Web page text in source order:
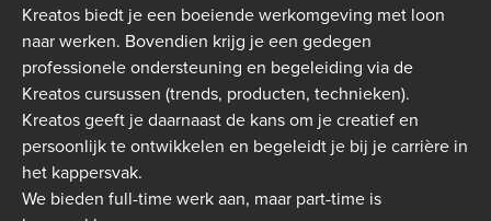
Kreatos biedt je een boeiende werkomgeving met loon
naar werken. Bovendien krijg je een gedegen
professionele ondersteuning en begeleiding via de
Kreatos cursussen (trends, producten, technieken).
Kreatos geeft je daarnaast de kans om je creatief en
persoonlijk te ontwikkelen en begeleidt je bij je carrière in
het kappersvak.
We bieden full-time werk aan, maar part-time is